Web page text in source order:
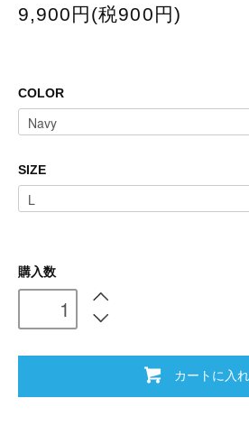
9,900円(税900円)
COLOR
SIZE
購入数
カートに入